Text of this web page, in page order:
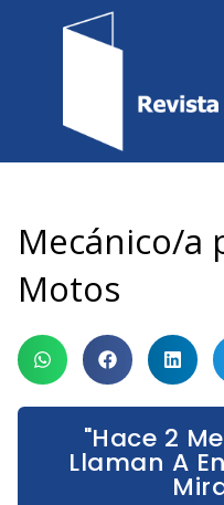
Mecánico/a
Motos
"Hace 2
Llaman A